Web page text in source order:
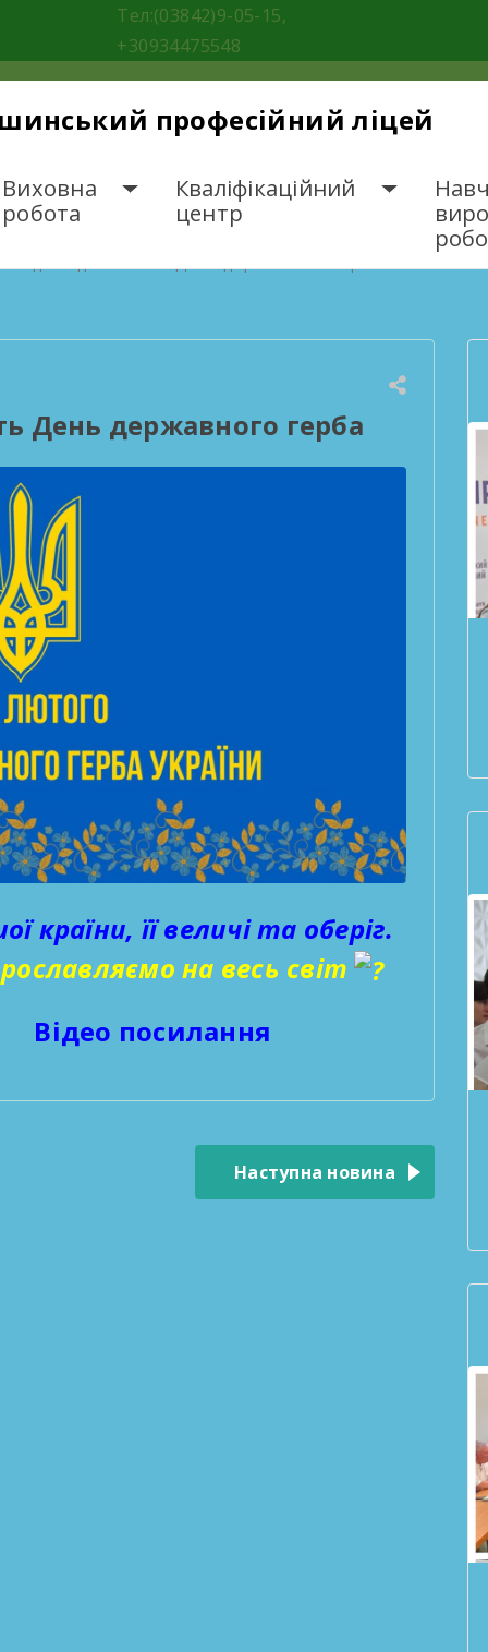
Тел:(03842)9-05-15,
+30934475548
професійний ліцей
Виховна
робота
Кваліфікаційний
центр
День державного герба
країни, її величі та оберіг.
на весь світ
Відео посилання
Наступна новина